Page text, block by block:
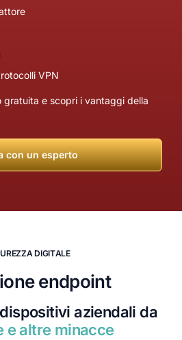
VPN
e scopri i vantaggi della
con un esperto
UREZZADIGITALE
endpoint
aziendali da
e altre minacce